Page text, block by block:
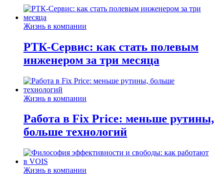
Жизнь в компании
РТК-Сервис: как стать полевым
инженером за три месяца
Жизнь в компании
Работа в Fix Price: меньше рутины,
больше технологий
Жизнь в компании